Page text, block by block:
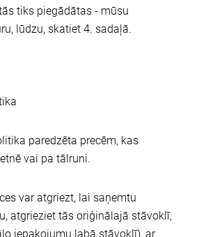
tiks piegādātas - mūsu
lūdzu, skatiet 4. sadaļā.
paredzēta precēm, kas
vai pa tālruni.
var atgriezt, lai saņemtu
atgrieziet tās oriģinālajā stāvoklī,
iepakojumu labā stāvoklī), ar